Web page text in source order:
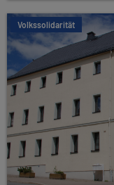
Volkssolidarität